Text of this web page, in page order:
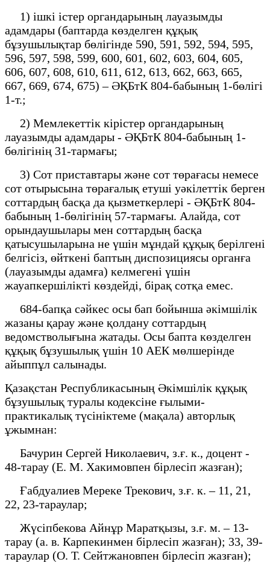
1) ішкі істер органдарының лауазымды
адамдары (баптарда көзделген құқық
бұзушылықтар бөлігінде 590, 591, 592, 594, 595,
596, 597, 598, 599, 600, 601, 602, 603, 604, 605,
606, 607, 608, 610, 611, 612, 613, 662, 663, 665,
667, 669, 674, 675) – ӘҚБтК 804-бабының 1-бөлігі
1-т.;
2) Мемлекеттік кірістер органдарының
лауазымды адамдары - ӘҚБтК 804-бабының 1-
бөлігінің 31-тармағы;
3) Сот приставтары және сот төрағасы немесе
сот отырысына төрағалық етуші уәкілеттік берген
соттардың басқа да қызметкерлері - ӘҚБтК 804-
бабының 1-бөлігінің 57-тармағы. Алайда, сот
орындаушылары мен соттардың басқа
қатысушыларына не үшін мұндай құқық берілгені
белгісіз, өйткені баптың диспозициясы органға
(лауазымды адамға) келмегені үшін
жауапкершілікті көздейді, бірақ сотқа емес.
684-бапқа сәйкес осы бап бойынша әкімшілік
жазаны қарау және қолдану соттардың
ведомстволығына жатады. Осы бапта көзделген
құқық бұзушылық үшін 10 АЕК мөлшерінде
айыппұл салынады.
Қазақстан Республикасының Әкімшілік құқық
бұзушылық туралы кодексіне ғылыми-
практикалық түсініктеме (мақала) авторлық
ұжымнан:
Бачурин Сергей Николаевич, з.ғ. к., доцент -
48-тарау (Е. М. Хакимовпен бірлесіп жазған);
Ғабдуалиев Мереке Трекович, з.ғ. к. – 11, 21,
22, 23-тараулар;
Жүсіпбекова Айнұр Маратқызы, з.ғ. м. – 13-
тарау (а. в. Карпекинмен бірлесіп жазған); 33, 39-
тараулар (О. Т. Сейтжановпен бірлесіп жазған);